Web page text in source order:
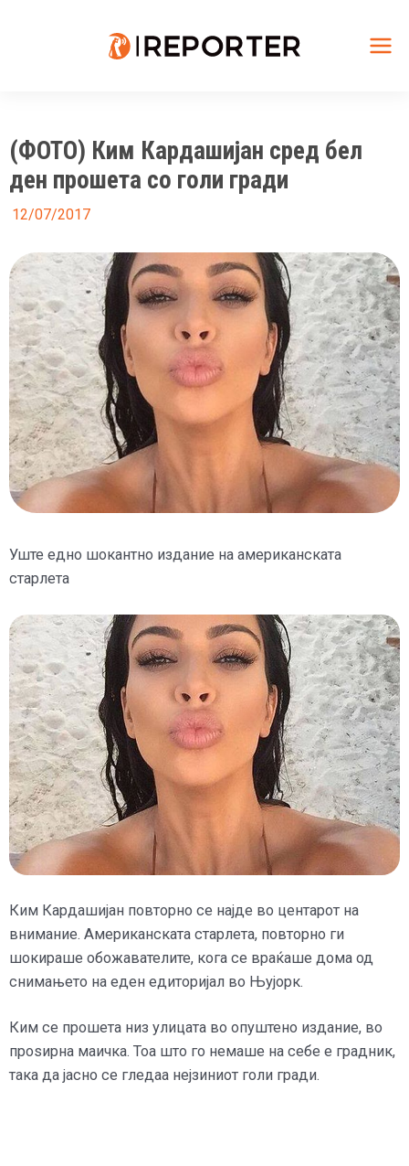
(ФОТО) Ким Кардашијан сред бел
ден прошета со голи гради
12/07/2017
Уште едно шокантно издание на американската
старлета
Ким Кардашијан повторно се најде во центарот на
внимание. Американската старлета, повторно ги
шокираше обожавателите, кога се враќаше дома од
снимањето на еден едиторијал во Њујорк.
Ким се прошета низ улицата во опуштено издание, во
проѕирна маичка. Тоа што го немаше на себе е градник,
така да јасно се гледаа нејзиниот голи гради.